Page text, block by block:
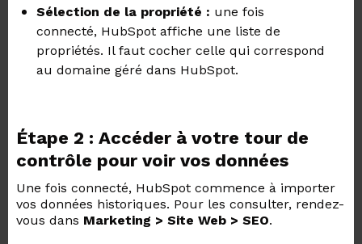
Sélection de la propriété : une fois
connecté, HubSpot affiche une liste de
propriétés. Il faut cocher celle qui correspond
au domaine géré dans HubSpot.
Étape 2 : Accéder à votre tour de
contrôle pour voir vos données
Une fois connecté, HubSpot commence à importer
vos données historiques. Pour les consulter, rendez-
vous dans Marketing > Site Web > SEO.